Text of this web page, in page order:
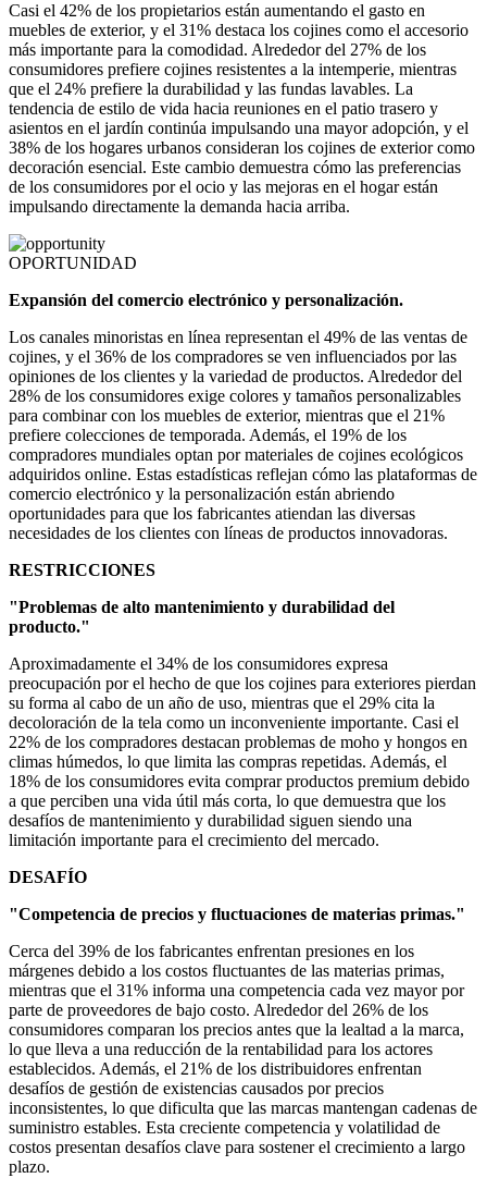
Casi el 42% de los propietarios están aumentando el gasto en
muebles de exterior, y el 31% destaca los cojines como el accesorio
más importante para la comodidad. Alrededor del 27% de los
consumidores prefiere cojines resistentes a la intemperie, mientras
que el 24% prefiere la durabilidad y las fundas lavables. La
tendencia de estilo de vida hacia reuniones en el patio trasero y
asientos en el jardín continúa impulsando una mayor adopción, y el
38% de los hogares urbanos consideran los cojines de exterior como
decoración esencial. Este cambio demuestra cómo las preferencias
de los consumidores por el ocio y las mejoras en el hogar están
impulsando directamente la demanda hacia arriba.
OPORTUNIDAD
Expansión del comercio electrónico y personalización.
Los canales minoristas en línea representan el 49% de las ventas de
cojines, y el 36% de los compradores se ven influenciados por las
opiniones de los clientes y la variedad de productos. Alrededor del
28% de los consumidores exige colores y tamaños personalizables
para combinar con los muebles de exterior, mientras que el 21%
prefiere colecciones de temporada. Además, el 19% de los
compradores mundiales optan por materiales de cojines ecológicos
adquiridos online. Estas estadísticas reflejan cómo las plataformas de
comercio electrónico y la personalización están abriendo
oportunidades para que los fabricantes atiendan las diversas
necesidades de los clientes con líneas de productos innovadoras.
RESTRICCIONES
"Problemas de alto mantenimiento y durabilidad del
producto."
Aproximadamente el 34% de los consumidores expresa
preocupación por el hecho de que los cojines para exteriores pierdan
su forma al cabo de un año de uso, mientras que el 29% cita la
decoloración de la tela como un inconveniente importante. Casi el
22% de los compradores destacan problemas de moho y hongos en
climas húmedos, lo que limita las compras repetidas. Además, el
18% de los consumidores evita comprar productos premium debido
a que perciben una vida útil más corta, lo que demuestra que los
desafíos de mantenimiento y durabilidad siguen siendo una
limitación importante para el crecimiento del mercado.
DESAFÍO
"Competencia de precios y fluctuaciones de materias primas."
Cerca del 39% de los fabricantes enfrentan presiones en los
márgenes debido a los costos fluctuantes de las materias primas,
mientras que el 31% informa una competencia cada vez mayor por
parte de proveedores de bajo costo. Alrededor del 26% de los
consumidores comparan los precios antes que la lealtad a la marca,
lo que lleva a una reducción de la rentabilidad para los actores
establecidos. Además, el 21% de los distribuidores enfrentan
desafíos de gestión de existencias causados ​​por precios
inconsistentes, lo que dificulta que las marcas mantengan cadenas de
suministro estables. Esta creciente competencia y volatilidad de
costos presentan desafíos clave para sostener el crecimiento a largo
plazo.